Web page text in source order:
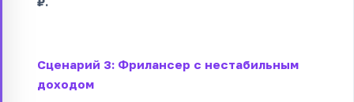
Сценарий 3: Фрилансер с нестабильным
доходом